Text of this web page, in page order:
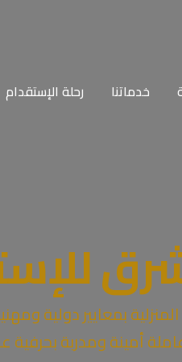
خدماتنا رحلة الإستقدام
بمعايير دولية
أمينة ومدربة